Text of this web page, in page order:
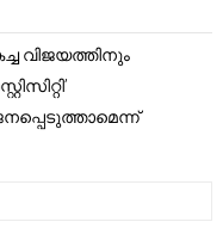
വിജയത്തിനും